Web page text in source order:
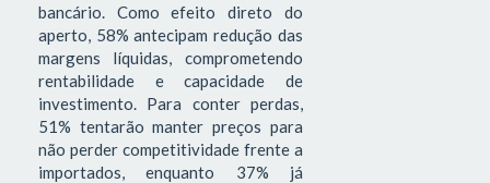
bancário. Como efeito direto do
aperto, 58% antecipam redução das
margens líquidas, comprometendo
rentabilidade e capacidade de
investimento. Para conter perdas,
51% tentarão manter preços para
não perder competitividade frente a
importados, enquanto 37% já